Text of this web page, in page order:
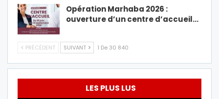
Opération Marhaba 2026 :
ouverture d’un centre d’accueil…
PRÉCÉDENT SUIVANT 1 De 30 840
LES PLUS LUS